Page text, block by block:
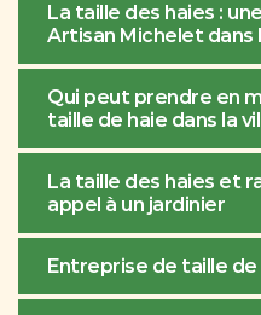
La taille des haies :
Artisan Michelet dans
Qui peut prendre en
taille de haie dans la
La taille des haies et
appel à un jardinier
Entreprise de taille de